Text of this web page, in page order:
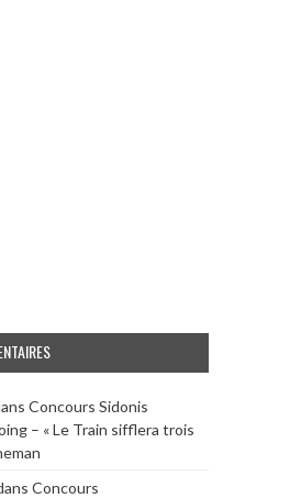
Concours Sidonis
– « Le Train sifflera trois
Concours